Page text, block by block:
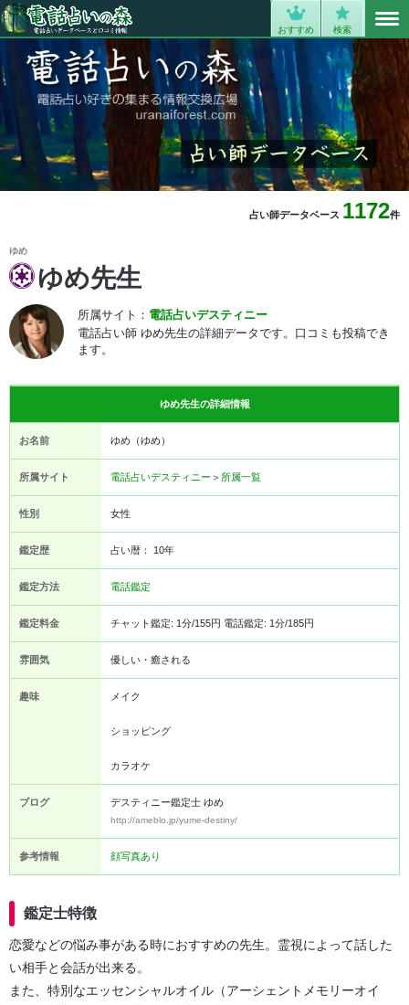
おすすめ 検索
占い師データベース 1172件
ゆめ
ゆめ先生
所属サイト： 電話占いデスティニー
電話占い師 ゆめ先生の詳細データです。口コミも投稿でき
ます。
ゆめ先生の詳細情報
お名前 ゆめ（ゆめ）
所属サイト 電話占いデスティニー ＞ 所属一覧
性別 女性
鑑定歴 占い暦： 10年
鑑定方法 電話鑑定
鑑定料金 チャット鑑定: 1分/155円 電話鑑定: 1分/185円
雰囲気 優しい・癒される
趣味 メイク
ショッピング
カラオケ
ブログ デスティニー鑑定士 ゆめ
http://ameblo.jp/yume-destiny/
参考情報 顔写真あり
鑑定士特徴
恋愛などの悩み事がある時におすすめの先生。霊視によって話した
い相手と会話が出来る。
また、特別なエッセンシャルオイル（アーシェントメモリーオイ